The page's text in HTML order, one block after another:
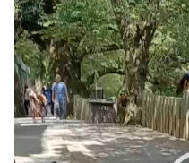
ー